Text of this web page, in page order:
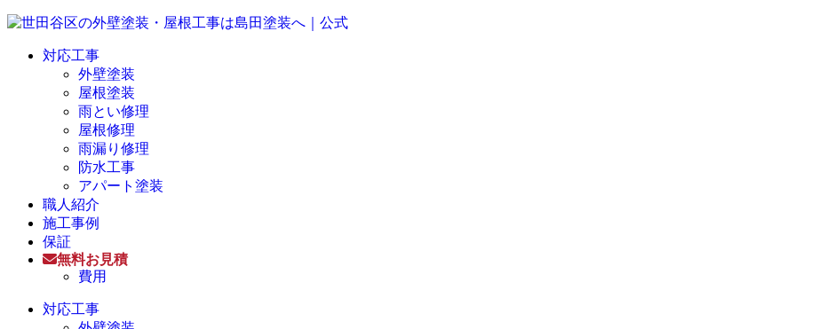
対応工事
外壁塗装
屋根塗装
雨とい修理
屋根修理
雨漏り修理
防水工事
アパート塗装
職人紹介
施工事例
保証
無料お見積
費用
対応工事